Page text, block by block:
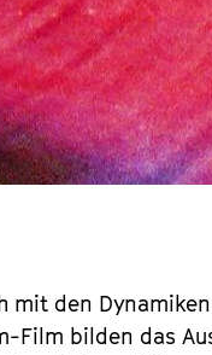
mit den
Film bilden das